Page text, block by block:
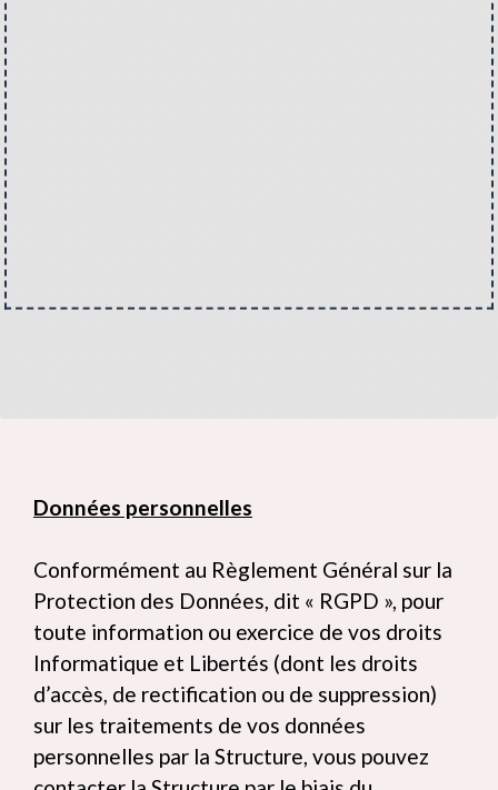
Données personnelles
Conformément au Règlement Général sur la
Protection des Données, dit « RGPD », pour
toute information ou exercice de vos droits
Informatique et Libertés (dont les droits
d’accès, de rectification ou de suppression)
sur les traitements de vos données
personnelles par la Structure, vous pouvez